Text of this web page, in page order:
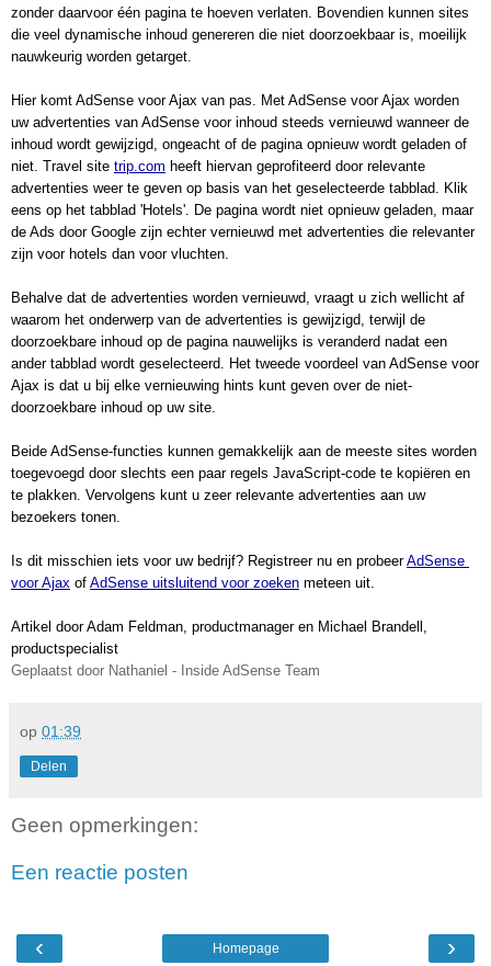
zonder daarvoor één pagina te hoeven verlaten. Bovendien kunnen sites
die veel dynamische inhoud genereren die niet doorzoekbaar is, moeilijk
nauwkeurig worden getarget.
Hier komt AdSense voor Ajax van pas. Met AdSense voor Ajax worden
uw advertenties van AdSense voor inhoud steeds vernieuwd wanneer de
inhoud wordt gewijzigd, ongeacht of de pagina opnieuw wordt geladen of
niet. Travel site trip.com heeft hiervan geprofiteerd door relevante
advertenties weer te geven op basis van het geselecteerde tabblad. Klik
eens op het tabblad 'Hotels'. De pagina wordt niet opnieuw geladen, maar
de Ads door Google zijn echter vernieuwd met advertenties die relevanter
zijn voor hotels dan voor vluchten.
Behalve dat de advertenties worden vernieuwd, vraagt u zich wellicht af
waarom het onderwerp van de advertenties is gewijzigd, terwijl de
doorzoekbare inhoud op de pagina nauwelijks is veranderd nadat een
ander tabblad wordt geselecteerd. Het tweede voordeel van AdSense voor
Ajax is dat u bij elke vernieuwing hints kunt geven over de niet-
doorzoekbare inhoud op uw site.
Beide AdSense-functies kunnen gemakkelijk aan de meeste sites worden
toegevoegd door slechts een paar regels JavaScript-code te kopiëren en
te plakken. Vervolgens kunt u zeer relevante advertenties aan uw
bezoekers tonen.
Is dit misschien iets voor uw bedrijf? Registreer nu en probeer AdSense
voor Ajax of AdSense uitsluitend voor zoeken meteen uit.
Artikel door Adam Feldman, productmanager en Michael Brandell,
productspecialist
Geplaatst door Nathaniel - Inside AdSense Team
op 01:39
Delen
Geen opmerkingen:
Een reactie posten
‹ ›
Homepage